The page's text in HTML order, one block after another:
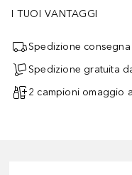
I TUOI VANTAGGI
Spedizione
Spedizione gratuita
2 campioni omaggio